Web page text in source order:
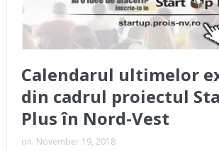
Calendarul ultimelor
din cadrul proiectul
Plus în Nord-Vest
on: November 19, 2018